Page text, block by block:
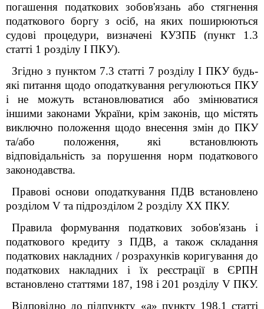
погашення податкових зобов'язань або стягнення
податкового боргу з осіб, на яких поширюються
судові процедури, визначені КУЗПБ (пункт 1.3
статті 1 розділу I ПКУ).
Згідно з пунктом 7.3 статті 7 розділу I ПКУ будь-
які питання щодо оподаткування регулюються ПКУ
і не можуть встановлюватися або змінюватися
іншими законами України, крім законів, що містять
виключно положення щодо внесення змін до ПКУ
та/або положення, які встановлюють
відповідальність за порушення норм податкового
законодавства.
Правові основи оподаткування ПДВ встановлено
розділом V та підрозділом 2 розділу XX ПКУ.
Правила формування податкових зобов'язань і
податкового кредиту з ПДВ, а також складання
податкових накладних / розрахунків коригування до
податкових накладних і їх реєстрації в ЄРПН
встановлено статтями 187, 198 і 201 розділу V ПКУ.
Відповідно до підпункту «а» пункту 198.1 статті